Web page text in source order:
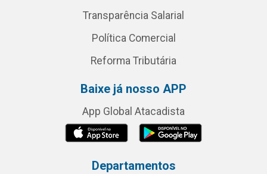
Transparência Salarial
Política Comercial
Reforma Tributária
Baixe já nosso APP
App Global Atacadista
Departamentos